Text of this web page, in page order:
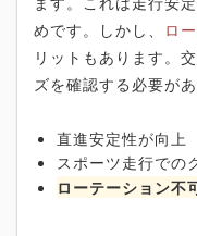
めです。しかし、 ロ
リットもあります。
ズを確認する必要があ
直進安定性が向上
スポーツ走行での
ローテーション不